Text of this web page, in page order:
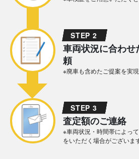
STEP 2
車両状況に合わせ
頼
※廃車も含めたご提案を実現
STEP 3
査定額のご連絡
※車両状況・時間帯によっ
をいただく場合がございます